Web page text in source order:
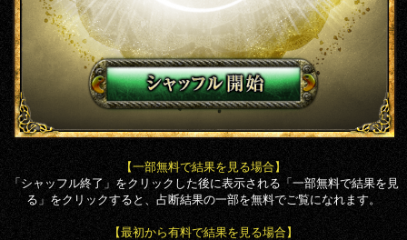
【一部無料で結果を見る場合】
「シャッフル終了」をクリックした後に表示される「一部無料で結果を見
る」をクリックすると、占断結果の一部を無料でご覧になれます。
【最初から有料で結果を見る場合】